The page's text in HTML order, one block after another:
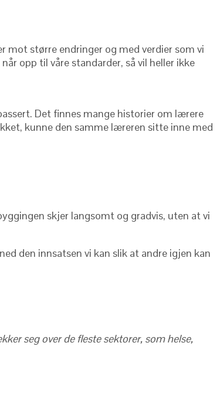
mot større endringer og med verdier som vi
opp til våre standarder, så vil heller ikke
Det finnes mange historier om lærere
kunne den samme læreren sitte inne med
skjer langsomt og gradvis, uten at vi
den innsatsen vi kan slik at andre igjen kan
seg over de fleste sektorer, som helse,